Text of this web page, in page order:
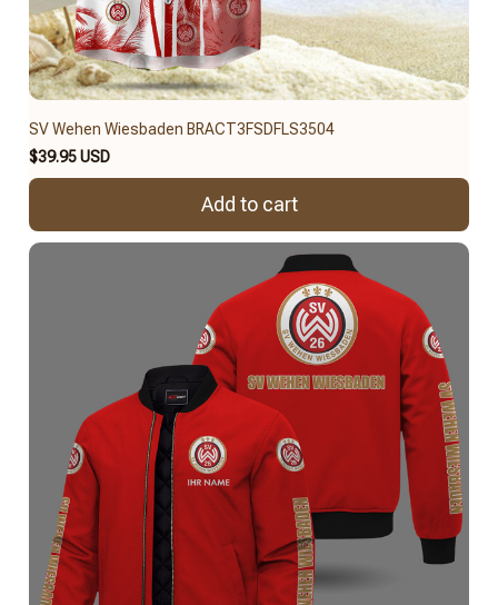
SV Wehen Wiesbaden BRACT3FSDFLS3504
$39.95 USD
Add to cart